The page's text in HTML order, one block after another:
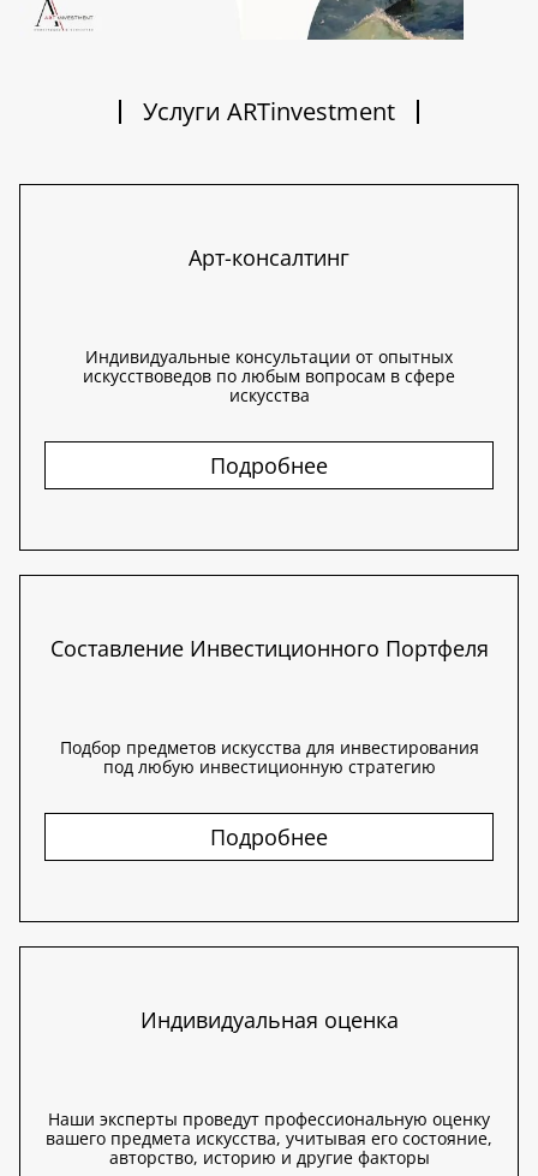
Услуги ARTinvestment
Арт-консалтинг
Индивидуальные консультации от опытных
искусствоведов по любым вопросам в сфере
искусства
Подробнее
Составление Инвестиционного Портфеля
Подбор предметов искусства для инвестирования
под любую инвестиционную стратегию
Подробнее
Индивидуальная оценка
Наши эксперты проведут профессиональную оценку
вашего предмета искусства, учитывая его состояние,
авторство, историю и другие факторы